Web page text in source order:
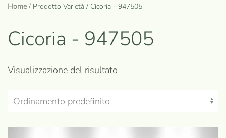
Home/ Prodotto Varietà / Cicoria - 947505
Cicoria - 947505
Visualizzazione del risultato